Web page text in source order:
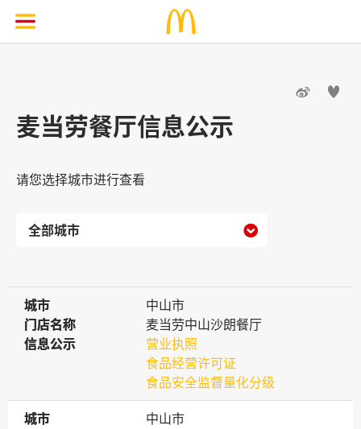
 
麦当劳餐厅信息公示
请您选择城市进行查看

城市
城市
中山市
门店名称
门店名称
麦当劳中山沙朗餐厅
信息公示
信息公示
营业执照
食品经营许可证
食品安全监督量化分级
城市
城市
中山市